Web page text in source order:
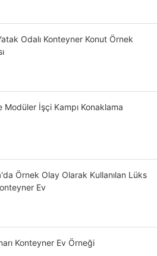
Odalı Konteyner Konut Örnek
Modüler İşçi Kampı Konaklama
Örnek Olay Olarak Kullanılan Lüks
Ev
Konteyner Ev Örneği